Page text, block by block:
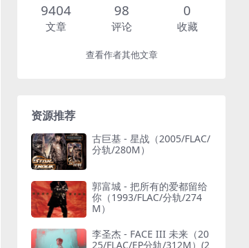
9404
文章
98
评论
0
收藏
查看作者其他文章
资源推荐
古巨基 - 星战（2005/FLAC/
分轨/280M）
郭富城 - 把所有的爱都留给
你（1993/FLAC/分轨/274
M）
李圣杰 - FACE III 未来（20
25/FLAC/EP分轨/312M）(2